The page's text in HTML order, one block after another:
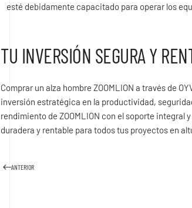
esté debidamente capacitado para operar los
TU INVERSIÓN SEGURA Y
Comprar un alza hombre ZOOMLION a través de
inversión estratégica en la productividad,
rendimiento de ZOOMLION con el soporte integral
duradera y rentable para todos tus proyectos en
ANTERIOR